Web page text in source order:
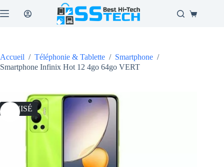
au
Panier
Accueil / Téléphonie & Tablette / Smartphone /
Smartphone Infinix Hot 12 4go 64go VERT
ÉPUISÉ